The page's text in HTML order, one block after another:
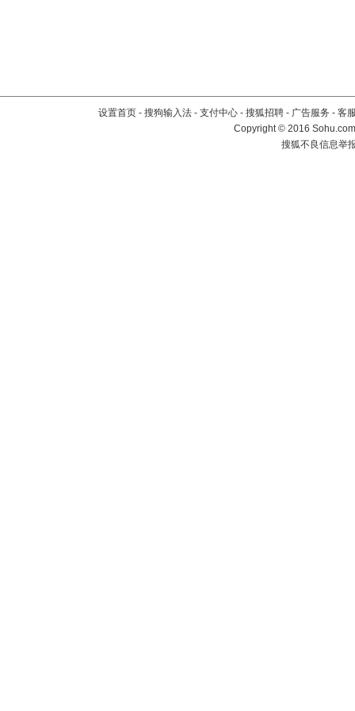
设置首页 - 搜狗输入法 - 支付中心 - 搜狐招聘 - 广告服务 - 客
Copyright©2016
搜狐不良信息举